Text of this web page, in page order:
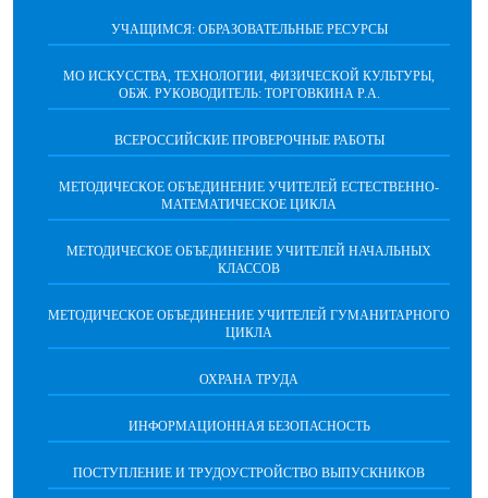
УЧАЩИМСЯ: ОБРАЗОВАТЕЛЬНЫЕ РЕСУРСЫ
МО ИСКУССТВА, ТЕХНОЛОГИИ, ФИЗИЧЕСКОЙ КУЛЬТУРЫ,
ОБЖ. РУКОВОДИТЕЛЬ: ТОРГОВКИНА Р.А.
ВСЕРОССИЙСКИЕ ПРОВЕРОЧНЫЕ РАБОТЫ
МЕТОДИЧЕСКОЕ ОБЪЕДИНЕНИЕ УЧИТЕЛЕЙ ЕСТЕСТВЕННО-
МАТЕМАТИЧЕСКОЕ ЦИКЛА
МЕТОДИЧЕСКОЕ ОБЪЕДИНЕНИЕ УЧИТЕЛЕЙ НАЧАЛЬНЫХ
КЛАССОВ
МЕТОДИЧЕСКОЕ ОБЪЕДИНЕНИЕ УЧИТЕЛЕЙ ГУМАНИТАРНОГО
ЦИКЛА
ОХРАНА ТРУДА
ИНФОРМАЦИОННАЯ БЕЗОПАСНОСТЬ
ПОСТУПЛЕНИЕ И ТРУДОУСТРОЙСТВО ВЫПУСКНИКОВ